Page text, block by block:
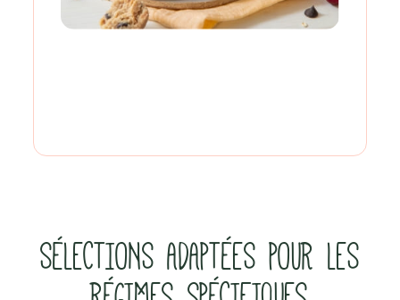
SÉLECTIONS ADAPTÉES POUR LES